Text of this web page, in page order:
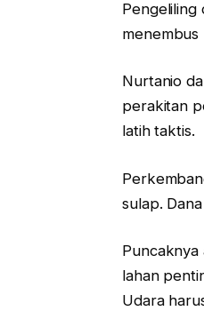
Pengeliling
menembus
Nurtanio
perakitan
latih taktis.
sulap.
lahan
Udara